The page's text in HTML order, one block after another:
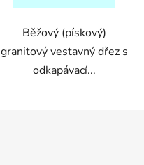
Běžový (pískový)
granitový vestavný dřez s
odkapávací...